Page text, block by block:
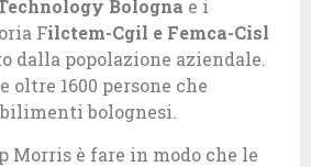
Bologna e i
Filctem-Cgil e Femca-Cisl
dalla popolazione aziendale.
oltre 1600 persone che
bolognesi.
Morris è fare in modo che le